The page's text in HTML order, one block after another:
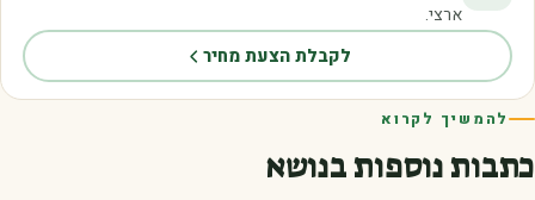
ארצי.
לקבלת הצעת מחיר
להמשיך לקרוא
כתבות נוספות בנושא